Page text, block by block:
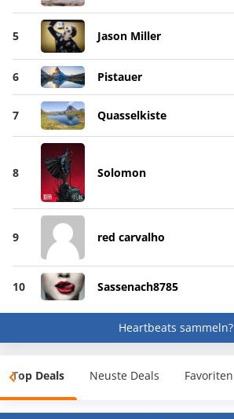
5 Jason Miller
6 Pistauer
7 Quasselkiste
8 Solomon
9 red carvalho
10 Sassenach8785
Heartbeats sammeln?
Top Deals Neuste Deals Favoriten